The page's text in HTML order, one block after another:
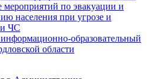
мероприятий по эвакуации и
населения при угрозе и
ЧС
образовательный
области